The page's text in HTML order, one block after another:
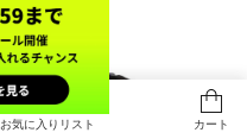
お気に入りリスト カート